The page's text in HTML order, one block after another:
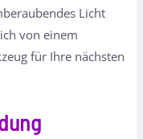
Licht
von einem
für Ihre nächsten